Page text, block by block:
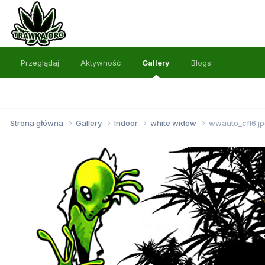
Przeglądaj Aktywność Gallery Blogs
Strona główna Gallery Indoor white widow